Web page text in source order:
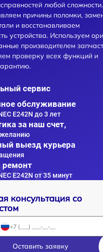
любой
причины поломки,
и восстанавливаем
устройства. Используем
производителем
проверку всех функций и
сервис
обслуживание
E242N до 3 лет
за наш счет,
выезд курьера
E242N от 35 минут
консультация со
Оставить заявку